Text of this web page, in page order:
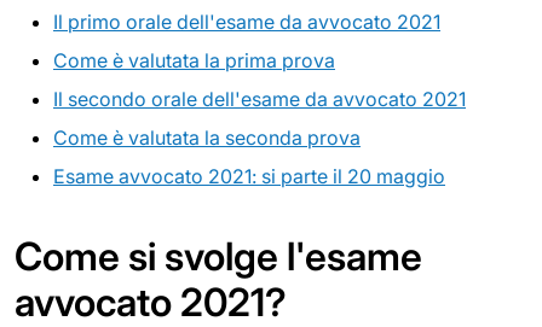
Il primo orale dell'esame da avvocato 2021
Come è valutata la prima prova
Il secondo orale dell'esame da avvocato 2021
Come è valutata la seconda prova
Esame avvocato 2021: si parte il 20 maggio
Come si svolge l'esame
avvocato 2021?